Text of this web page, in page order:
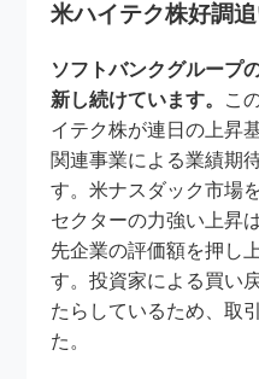
米ハイテク株好調
ソフトバンクグループ
新し続けています。 こ
イテク株が連日の上昇
関連事業による業績期
す。米ナスダック市場
セクターの力強い上昇
先企業の評価額を押し
す。投資家による買い
たらしているため、取
た。